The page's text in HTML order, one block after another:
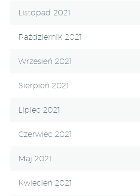
Listopad 2021
Październik 2021
Wrzesień 2021
Sierpień 2021
Lipiec 2021
Czerwiec 2021
Maj 2021
Kwiecień 2021